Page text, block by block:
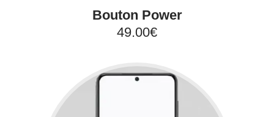
Bouton Power
49.00€